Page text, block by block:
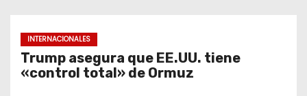
INTERNACIONALES
Trump asegura que EE.UU. tiene
«control total» de Ormuz